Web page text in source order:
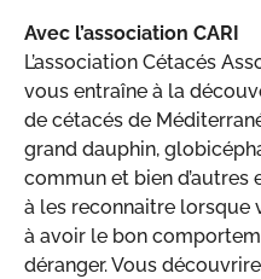
Avec l’association CARI
L’association Cétacés
vous entraîne à la
de cétacés de
grand dauphin,
commun et bien d’autres
à les reconnaitre lorsque
à avoir le bon
déranger. Vous